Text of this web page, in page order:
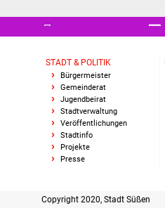
STADT & POLITIK
Bürgermeister
Gemeinderat
Jugendbeirat
Stadtverwaltung
Veröffentlichungen
Stadtinfo
Projekte
Presse
Copyright 2020, Stadt Süßen